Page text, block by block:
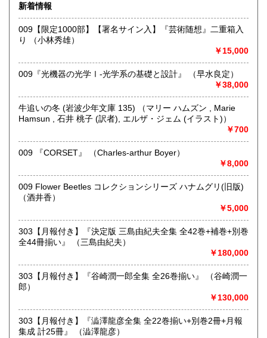
終活・実家整理で古書や古い資料などが出てきたらご相談く
ださい。
いつでもご対応させていただきます。
東京都小金井市東町4-20-3
042-407-5798
最寄駅：東小金井駅
営業時間：10:00～19:00
書籍の買取について
・日本全国出張買取可能です。ご希望のお客様はメールにて
ご連絡いただくか、042-407-5798までお電話ください。
《宅配買取ご希望の方》
・本の量、タイトルや著者名、本の状態などを事前にお知ら
かります。
・買取できない本もございます。その際はご了承ください。
・東京都小金井市の実店舗までお持ちください。
・営業時間 10:00～19:00 定休日:木曜日
新着情報
009【限定1000部】【署名サイン入】『芸術随想』二重箱入
り （小林秀雄）
￥15,000
009『光機器の光学Ⅰ-光学系の基礎と設計』 （早水良定）
￥38,000
牛追いの冬 (岩波少年文庫 135) （マリー ハムズン , Marie
Hamsun , 石井 桃子 (訳者), エルザ・ジェム (イラスト)）
￥700
009 『CORSET』 （Charles-arthur Boyer）
￥8,000
009 Flower Beetles コレクションシリーズ ハナムグリ(旧版)
（酒井香）
￥5,000
303【月報付き】『決定版 三島由紀夫全集 全42巻+補巻+別巻
全44冊揃い』 （三島由紀夫）
￥180,000
303【月報付き】『谷崎潤一郎全集 全26巻揃い』 （谷崎潤一
郎）
￥130,000
303【月報付き】『澁澤龍彦全集 全22巻揃い+別巻2冊+月報
集成 計25冊』 （澁澤龍彦）